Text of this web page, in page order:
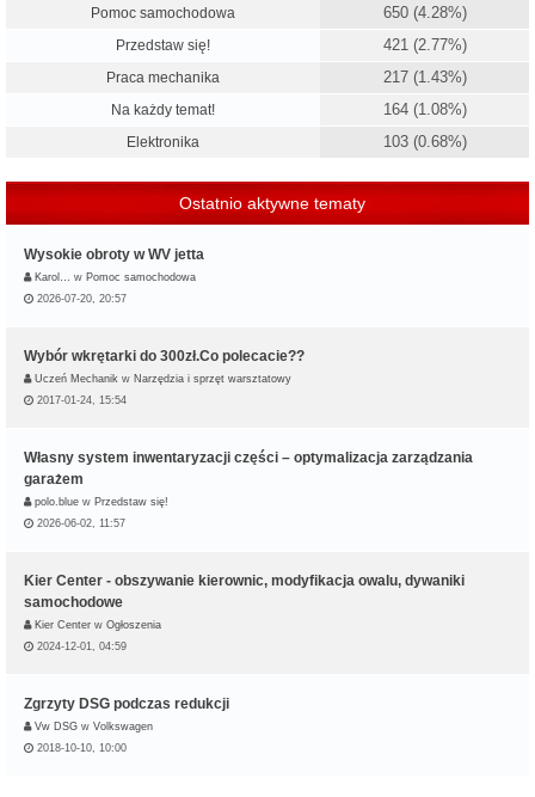
Pomoc samochodowa
650 (4.28%)
Przedstaw się! 421 (2.77%)
Praca mechanika 217 (1.43%)
Na każdy temat! 164 (1.08%)
Elektronika 103 (0.68%)
Ostatnio aktywne tematy
Wysokie obroty w WV jetta
Karol… w Pomoc samochodowa
2026-07-20, 20:57
Wybór wkrętarki do 300zł.Co polecacie??
Uczeń Mechanik w Narzędzia i sprzęt warsztatowy
2017-01-24, 15:54
Własny system inwentaryzacji części – optymalizacja zarządzania
garażem
polo.blue w Przedstaw się!
2026-06-02, 11:57
Kier Center - obszywanie kierownic, modyfikacja owalu, dywaniki
samochodowe
Kier Center w Ogłoszenia
2024-12-01, 04:59
Zgrzyty DSG podczas redukcji
Vw DSG w Volkswagen
2018-10-10, 10:00